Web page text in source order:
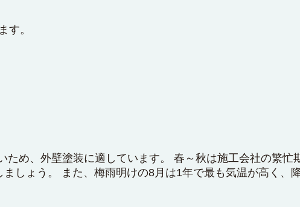
す。
め、外壁塗装に適しています。 春～秋は施工会社の繁忙
しょう。 また、梅雨明けの8月は1年で最も気温が高く、